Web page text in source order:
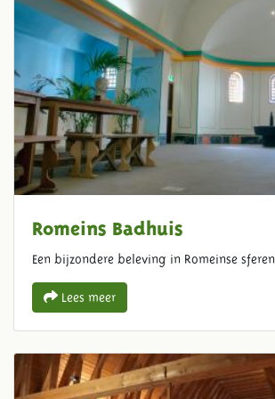
Romeins Badhuis
Een bijzondere beleving in Romeinse sferen.
Lees meer